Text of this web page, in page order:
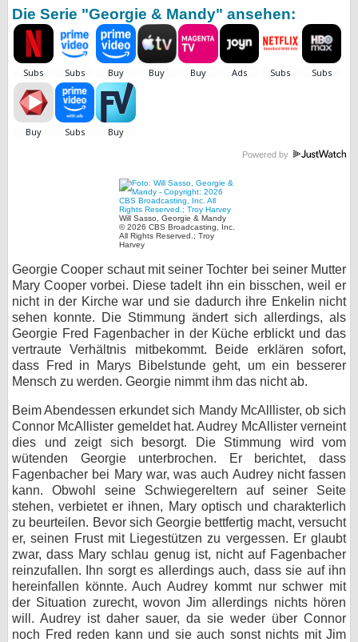
Die Serie "Georgie & Mandy" ansehen:
Powered by
Will Sasso, Georgie & Mandy
© 2026 CBS Broadcasting, Inc.
All Rights Reserved.; Troy
Harvey
Georgie Cooper schaut mit seiner Tochter bei seiner Mutter
Mary Cooper vorbei. Diese tadelt ihn ein bisschen, weil er
nicht in der Kirche war und sie dadurch ihre Enkelin nicht
sehen konnte. Die Stimmung ändert sich allerdings, als
Georgie Fred Fagenbacher in der Küche erblickt und das
vertraute Verhältnis mitbekommt. Beide erklären sofort,
dass Fred in Marys Bibelstunde geht, um ein besserer
Mensch zu werden. Georgie nimmt ihm das nicht ab.
Beim Abendessen erkundet sich Mandy McAlllister, ob sich
Connor McAllister gemeldet hat. Audrey McAllister verneint
dies und zeigt sich besorgt. Die Stimmung wird vom
wütenden Georgie unterbrochen. Er berichtet, dass
Fagenbacher bei Mary war, was auch Audrey nicht fassen
kann. Obwohl seine Schwiegereltern auf seiner Seite
stehen, verbietet er ihnen, Mary optisch und charakterlich
zu beurteilen. Bevor sich Georgie bettfertig macht, versucht
er, seinen Frust mit Liegestützen zu vergessen. Er glaubt
zwar, dass Mary schlau genug ist, nicht auf Fagenbacher
reinzufallen. Ihn sorgt es allerdings auch, dass sie auf ihn
hereinfallen könnte. Auch Audrey kommt nur schwer mit
der Situation zurecht, wovon Jim allerdings nichts hören
will. Audrey ist daher sauer, da sie weder über Connor
noch Fred reden kann und sie auch sonst nichts mit Jim
bei X
bei Facebook
Cookie-Einstellungen
Impressum
Desktop-Ansicht
myFanbase